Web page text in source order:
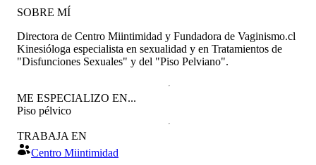
SOBRE MÍ
Directora de Centro Miintimidad y Fundadora de Vaginismo.cl
Kinesióloga especialista en sexualidad y en Tratamientos de
"Disfunciones Sexuales" y del "Piso Pelviano".
ME ESPECIALIZO EN...
Piso pélvico
TRABAJA EN
Centro Miintimidad